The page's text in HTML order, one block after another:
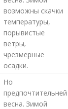
возможны скачки
температуры,
порывистые
ветры,
чрезмерные
осадки.
Но
предпочтительней
весна. Зимой